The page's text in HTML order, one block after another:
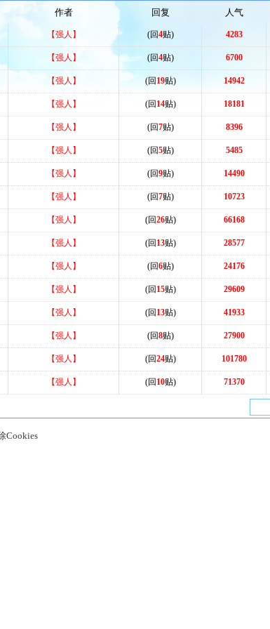
作者 回复 人气
【强人】 (回4贴) 4283
【强人】 (回4贴) 6700
【强人】 (回 19贴) 14942
【强人】 (回 14贴) 18181
【强人】 (回7贴) 8396
【强人】 (回5贴) 5485
【强人】 (回9贴) 14490
【强人】 (回7贴) 10723
【强人】 (回26贴) 66168
【强人】 (回 13贴) 28577
【强人】 (回6贴) 24176
【强人】 (回 15贴) 29609
【强人】 (回 13贴) 41933
【强人】 (回8贴) 27900
【强人】 (回24贴) 101780
【强人】 (回 10贴) 71370
Cookies